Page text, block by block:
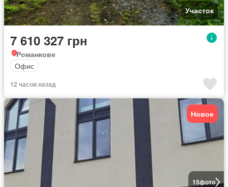
Участок
7 610 327 грн
Романкове
Офис
12 часов назад
15фото
Новое